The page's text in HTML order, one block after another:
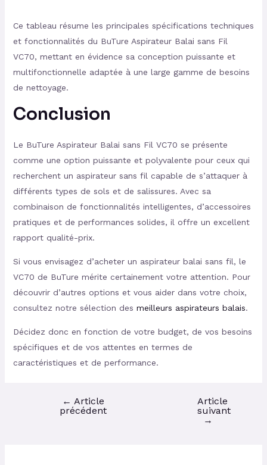
Ce tableau résume les principales spécifications techniques
et fonctionnalités du BuTure Aspirateur Balai sans Fil
VC70, mettant en évidence sa conception puissante et
multifonctionnelle adaptée à une large gamme de besoins
de nettoyage.
Conclusion
Le BuTure Aspirateur Balai sans Fil VC70 se présente
comme une option puissante et polyvalente pour ceux qui
recherchent un aspirateur sans fil capable de s’attaquer à
différents types de sols et de salissures. Avec sa
combinaison de fonctionnalités intelligentes, d’accessoires
pratiques et de performances solides, il offre un excellent
rapport qualité-prix.
Si vous envisagez d’acheter un aspirateur balai sans fil, le
VC70 de BuTure mérite certainement votre attention. Pour
découvrir d’autres options et vous aider dans votre choix,
consultez notre sélection des meilleurs aspirateurs balais.
Décidez donc en fonction de votre budget, de vos besoins
spécifiques et de vos attentes en termes de
caractéristiques et de performance.
← Article
précédent
Article
suivant
→